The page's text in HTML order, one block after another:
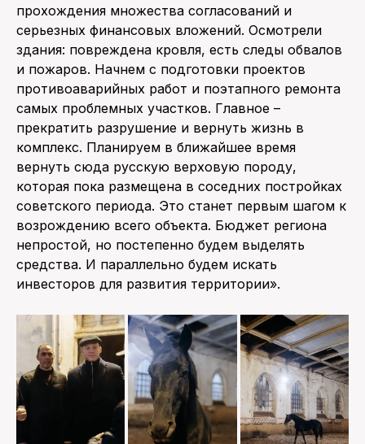
прохождения множества согласований и
серьезных финансовых вложений. Осмотрели
здания: повреждена кровля, есть следы обвалов
и пожаров. Начнем с подготовки проектов
противоаварийных работ и поэтапного ремонта
самых проблемных участков. Главное –
прекратить разрушение и вернуть жизнь в
комплекс. Планируем в ближайшее время
вернуть сюда русскую верховую породу,
которая пока размещена в соседних постройках
советского периода. Это станет первым шагом к
возрождению всего объекта. Бюджет региона
непростой, но постепенно будем выделять
средства. И параллельно будем искать
инвесторов для развития территории».